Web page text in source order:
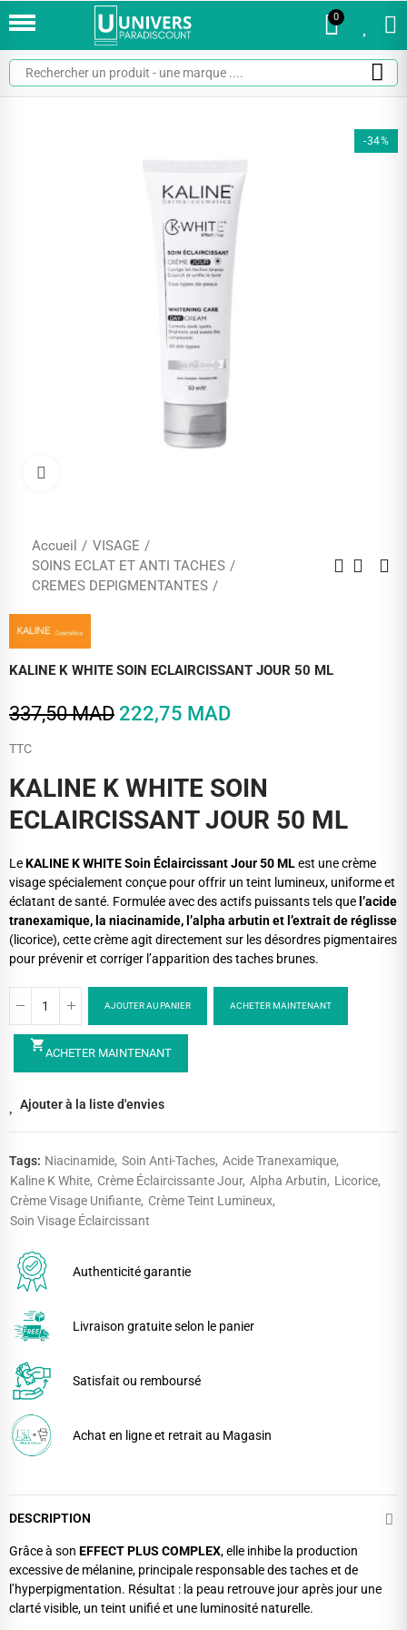
0
-34%
Accueil
VISAGE
SOINS ECLAT ET ANTI TACHES
CREMES DEPIGMENTANTES
KALINE K WHITE SOIN ECLAIRCISSANT JOUR 50 ML
337,50 MAD 222,75 MAD
TTC
KALINE K WHITE SOIN
ECLAIRCISSANT JOUR 50 ML
LeKALINE K WHITE Soin Éclaircissant Jour 50 MLest une crème
visage spécialement conçue pour offrir un teint lumineux, uniforme et
éclatant de santé. Formulée avec des actifs puissants tels que l’acide
tranexamique, la niacinamide, l’alpha arbutin et l’extrait de réglisse
(licorice), cette crème agit directement sur les désordres pigmentaires
pour prévenir et corriger l’apparition des taches brunes.
AJOUTER AU PANIER ACHETER MAINTENANT
shopping_cartACHETER MAINTENANT
Ajouter à la liste d'envies
Tags: Niacinamide Soin Anti-Taches Acide Tranexamique
Kaline K White Crème Éclaircissante Jour Alpha Arbutin
Licorice
Crème Visage Unifiante Crème Teint Lumineux
Soin Visage Éclaircissant
Authenticité garantie
Livraison gratuite selon le panier
Satisfait ou remboursé
Achat en ligne et retrait au Magasin
DESCRIPTION
Grâce à son EFFECT PLUS COMPLEX, elle inhibe la production
excessive de mélanine, principale responsable des taches et de
l’hyperpigmentation. Résultat : la peau retrouve jour après jour une
clarté visible, un teint unifié et une luminosité naturelle.